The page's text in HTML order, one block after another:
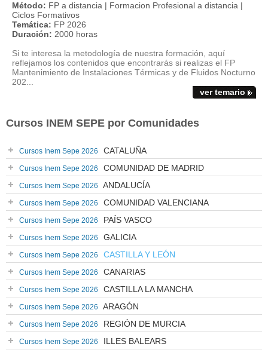
Método: FP a distancia | Formacion Profesional a distancia |
Ciclos Formativos
Temática: FP 2026
Duración: 2000 horas
Si te interesa la metodología de nuestra formación, aquí
reflejamos los contenidos que encontrarás si realizas el FP
Mantenimiento de Instalaciones Térmicas y de Fluidos Nocturno
202...
ver temario
Cursos INEM SEPE por Comunidades
Cursos Inem Sepe 2026 CATALUÑA
Cursos Inem Sepe 2026 COMUNIDAD DE MADRID
Cursos Inem Sepe 2026 ANDALUCÍA
Cursos Inem Sepe 2026 COMUNIDAD VALENCIANA
Cursos Inem Sepe 2026 PAÍS VASCO
Cursos Inem Sepe 2026 GALICIA
Cursos Inem Sepe 2026 CASTILLA Y LEÓN
Cursos Inem Sepe 2026 CANARIAS
Cursos Inem Sepe 2026 CASTILLA LA MANCHA
Cursos Inem Sepe 2026 ARAGÓN
Cursos Inem Sepe 2026 REGIÓN DE MURCIA
Cursos Inem Sepe 2026 ILLES BALEARS